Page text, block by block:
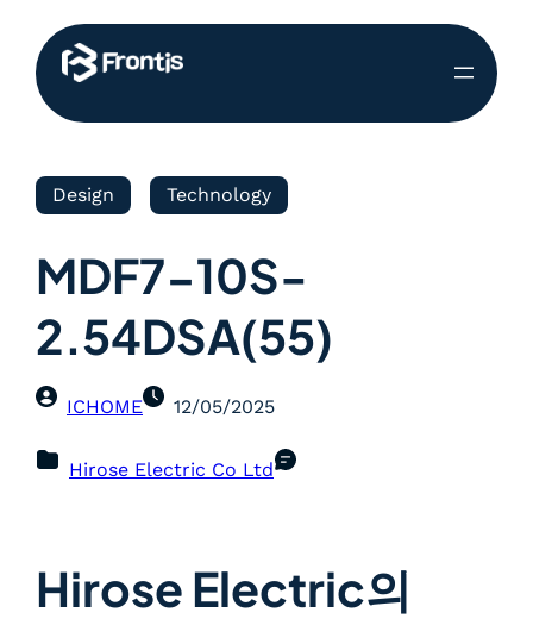
Design Technology
MDF7-10S-
2.54DSA(55)
ICHOME 12/05/2025
Hirose Electric Co Ltd
Hirose Electric의